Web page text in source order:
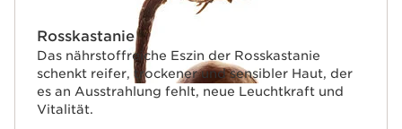
Rosskastanie
Das nährstoffreiche Eszin der Rosskastanie
schenkt reifer, trockener und sensibler Haut, der
es an Ausstrahlung fehlt, neue Leuchtkraft und
Vitalität.